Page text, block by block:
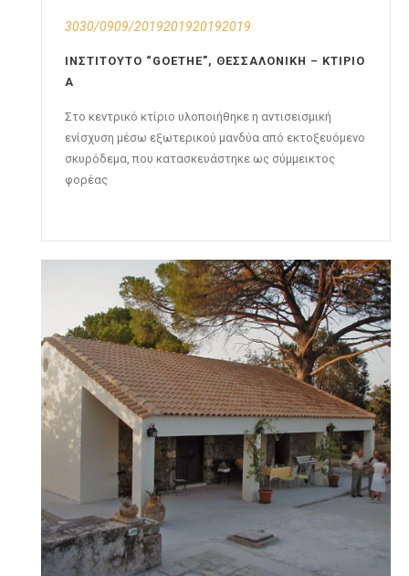
3030/0909/2019201920192019
ΙΝΣΤΙΤΟΎΤΟ “GOETHE”, ΘΕΣΣΑΛΟΝΊΚΗ – ΚΤΊΡΙΟ
Α
Στο κεντρικό κτίριο υλοποιήθηκε η αντισεισμική
ενίσχυση μέσω εξωτερικού μανδύα από εκτοξευόμενο
σκυρόδεμα, που κατασκευάστηκε ως σύμμεικτος
φορέας